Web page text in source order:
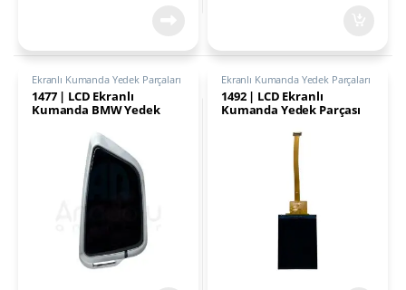
Ekranlı Kumanda Yedek Parçaları
1477 | LCD Ekranlı
Kumanda BMW Yedek
Ekranlı Kumanda Yedek Parçaları
1492 | LCD Ekranlı
Kumanda Yedek Parçası